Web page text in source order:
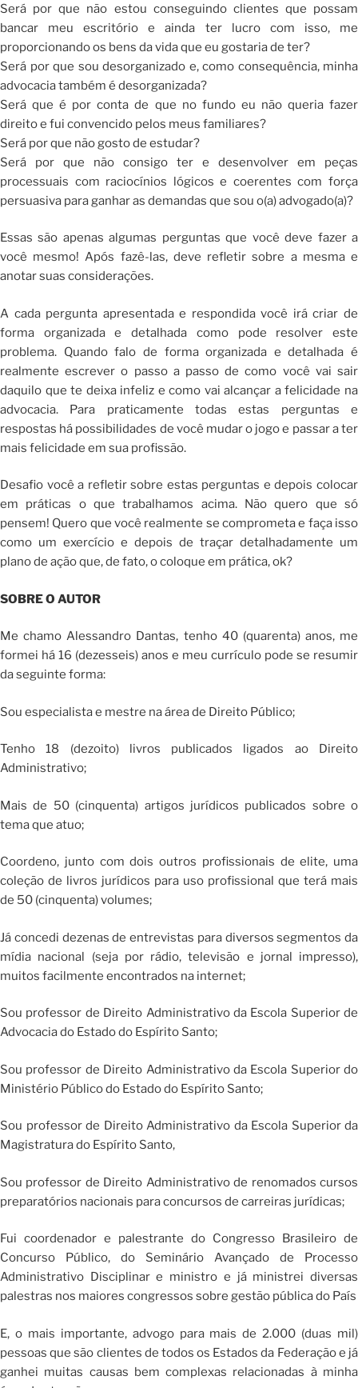
Será por que não estou conseguindo clientes que possam
bancar meu escritório e ainda ter lucro com isso, me
proporcionando os bens da vida que eu gostaria de ter?
Será por que sou desorganizado e, como consequência, minha
advocacia também é desorganizada?
Será que é por conta de que no fundo eu não queria fazer
direito e fui convencido pelos meus familiares?
Será por que não gosto de estudar?
Será por que não consigo ter e desenvolver em peças
processuais com raciocínios lógicos e coerentes com força
persuasiva para ganhar as demandas que sou o(a) advogado(a)?
Essas são apenas algumas perguntas que você deve fazer a
você mesmo! Após fazê-las, deve refletir sobre a mesma e
anotar suas considerações.
A cada pergunta apresentada e respondida você irá criar de
forma organizada e detalhada como pode resolver este
problema. Quando falo de forma organizada e detalhada é
realmente escrever o passo a passo de como você vai sair
daquilo que te deixa infeliz e como vai alcançar a felicidade na
advocacia. Para praticamente todas estas perguntas e
respostas há possibilidades de você mudar o jogo e passar a ter
mais felicidade em sua profissão.
Desafio você a refletir sobre estas perguntas e depois colocar
em práticas o que trabalhamos acima. Não quero que só
pensem! Quero que você realmente se comprometa e faça isso
como um exercício e depois de traçar detalhadamente um
plano de ação que, de fato, o coloque em prática, ok?
SOBRE O AUTOR
Me chamo Alessandro Dantas, tenho 40 (quarenta) anos, me
formei há 16 (dezesseis) anos e meu currículo pode se resumir
da seguinte forma:
Sou especialista e mestre na área de Direito Público;
Tenho 18 (dezoito) livros publicados ligados ao Direito
Administrativo;
Mais de 50 (cinquenta) artigos jurídicos publicados sobre o
tema que atuo;
Coordeno, junto com dois outros profissionais de elite, uma
coleção de livros jurídicos para uso profissional que terá mais
de 50 (cinquenta) volumes;
Já concedi dezenas de entrevistas para diversos segmentos da
mídia nacional (seja por rádio, televisão e jornal impresso),
muitos facilmente encontrados na internet;
Sou professor de Direito Administrativo da Escola Superior de
Advocacia do Estado do Espírito Santo;
Sou professor de Direito Administrativo da Escola Superior do
Ministério Público do Estado do Espírito Santo;
Sou professor de Direito Administrativo da Escola Superior da
Magistratura do Espírito Santo,
Sou professor de Direito Administrativo de renomados cursos
preparatórios nacionais para concursos de carreiras jurídicas;
Fui coordenador e palestrante do Congresso Brasileiro de
Concurso Público, do Seminário Avançado de Processo
Administrativo Disciplinar e ministro e já ministrei diversas
palestras nos maiores congressos sobre gestão pública do País
E, o mais importante, advogo para mais de 2.000 (duas mil)
pessoas que são clientes de todos os Estados da Federação e já
ganhei muitas causas bem complexas relacionadas à minha